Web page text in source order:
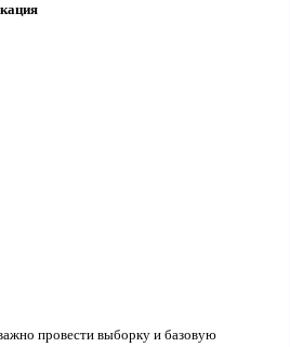
провести выборку и базовую